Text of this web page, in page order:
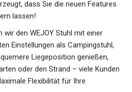
dass Sie die neuen Features
lassen!
den WEJOY Stuhl mit einer
Einstellungen als Campingstuhl,
Liegeposition genießen,
oder den Strand – viele Kunden
Flexibilität für Ihre